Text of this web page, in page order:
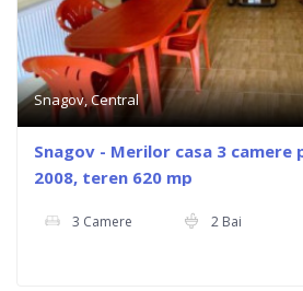
Snagov, Central
Snagov - Merilor casa 3
2008, teren 620 mp
3 Camere 2 Bai